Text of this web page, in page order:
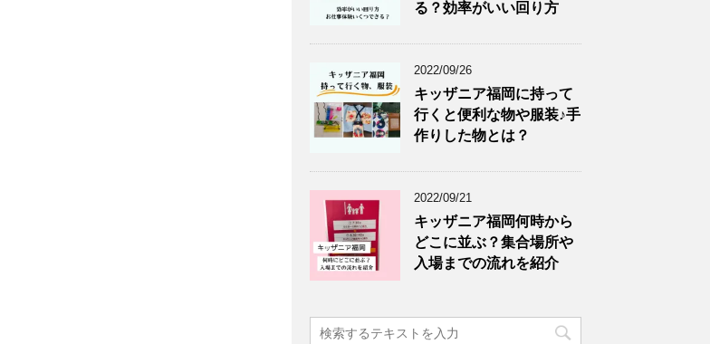
る？効率がいい回り方
2022/09/26
キッザニア福岡に持って
行くと便利な物や服装♪手
作りした物とは？
2022/09/21
キッザニア福岡何時から
どこに並ぶ？集合場所や
入場までの流れを紹介